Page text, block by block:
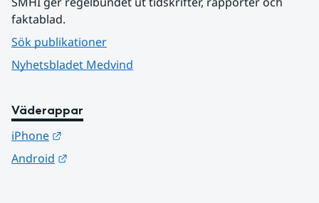
faktablad.
Sök publikationer
Nyhetsbladet Medvind
Väderappar
iPhone
Android